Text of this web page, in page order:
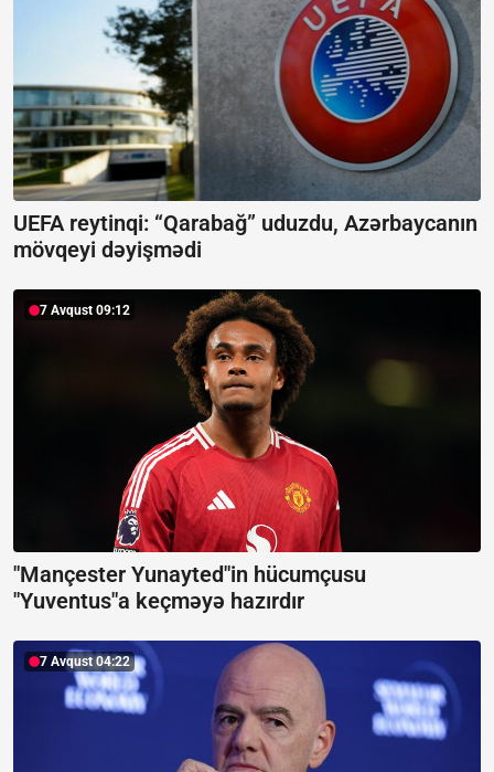
UEFA reytinqi: “Qarabağ” uduzdu, Azərbaycanın
mövqeyi dəyişmədi
7 Avqust 09:12
"Mançester Yunayted"in hücumçusu
"Yuventus"a keçməyə hazırdır
7 Avqust 04:22